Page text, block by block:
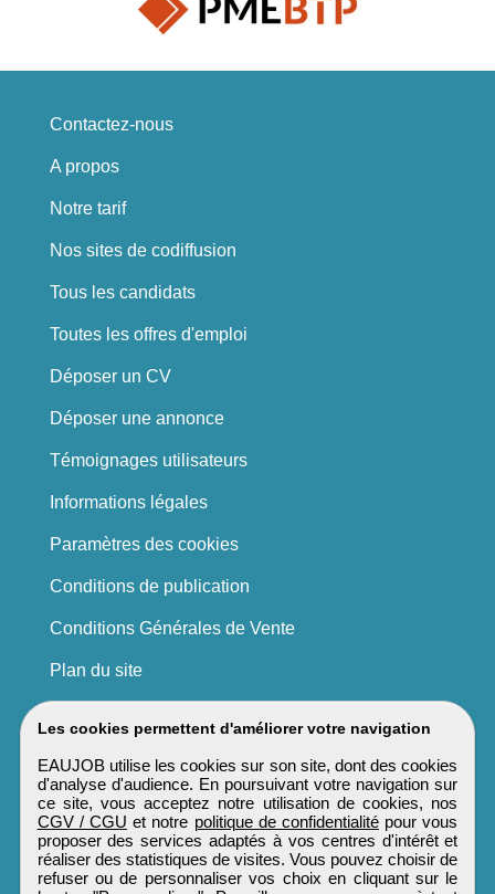
Les cookies permettent d'améliorer votre navigation
EAUJOB utilise les cookies sur son site, dont des cookies
d'analyse d'audience. En poursuivant votre navigation sur
ce site, vous acceptez notre utilisation de cookies, nos
CGV / CGU et notre politique de confidentialité pour vous
proposer des services adaptés à vos centres d'intérêt et
réaliser des statistiques de visites. Vous pouvez choisir de
refuser ou de personnaliser vos choix en cliquant sur le
Contactez-nous
A propos
Notre tarif
Nos sites de codiffusion
Tous les candidats
Toutes les offres d'emploi
Déposer un CV
Déposer une annonce
Témoignages utilisateurs
Informations légales
Paramètres des cookies
Conditions de publication
Conditions Générales de Vente
Plan du site